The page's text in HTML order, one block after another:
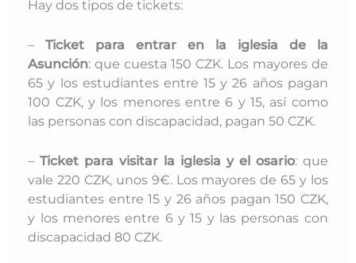
Hay dos tipos de tickets:
–Ticket para entrar en la iglesia de la
Asunción: que cuesta 150 CZK. Los mayores de
65 y los estudiantes entre 15 y 26 años pagan
100 CZK, y los menores entre 6 y 15, así como
las personas con discapacidad, pagan 50 CZK.
–Ticket para visitar la iglesia y el osario: que
vale 220 CZK, unos 9€. Los mayores de 65 y los
estudiantes entre 15 y 26 años pagan 150 CZK,
y los menores entre 6 y 15 y las personas con
discapacidad 80 CZK.